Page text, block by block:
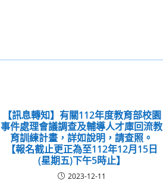
【訊息轉知】有關112年度教育部校園
事件處理會議調查及輔導人才庫回流教
育訓練計畫，詳如說明，請查照。
【報名截止更正為至112年12月15日
(星期五)下午5時止】
2023-12-11